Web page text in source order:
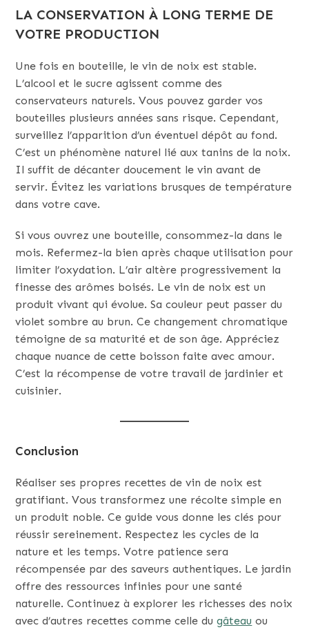
LA CONSERVATION À LONG TERME DE
VOTRE PRODUCTION
Une fois en bouteille, le vin de noix est stable.
L’alcool et le sucre agissent comme des
conservateurs naturels. Vous pouvez garder vos
bouteilles plusieurs années sans risque. Cependant,
surveillez l’apparition d’un éventuel dépôt au fond.
C’est un phénomène naturel lié aux tanins de la noix.
Il suffit de décanter doucement le vin avant de
servir. Évitez les variations brusques de température
dans votre cave.
Si vous ouvrez une bouteille, consommez-la dans le
mois. Refermez-la bien après chaque utilisation pour
limiter l’oxydation. L’air altère progressivement la
finesse des arômes boisés. Le vin de noix est un
produit vivant qui évolue. Sa couleur peut passer du
violet sombre au brun. Ce changement chromatique
témoigne de sa maturité et de son âge. Appréciez
chaque nuance de cette boisson faite avec amour.
C’est la récompense de votre travail de jardinier et
cuisinier.
Conclusion
Réaliser ses propres recettes de vin de noix est
gratifiant. Vous transformez une récolte simple en
un produit noble. Ce guide vous donne les clés pour
réussir sereinement. Respectez les cycles de la
nature et les temps. Votre patience sera
récompensée par des saveurs authentiques. Le jardin
offre des ressources infinies pour une santé
naturelle. Continuez à explorer les richesses des noix
avec d’autres recettes comme celle dugâteau ou